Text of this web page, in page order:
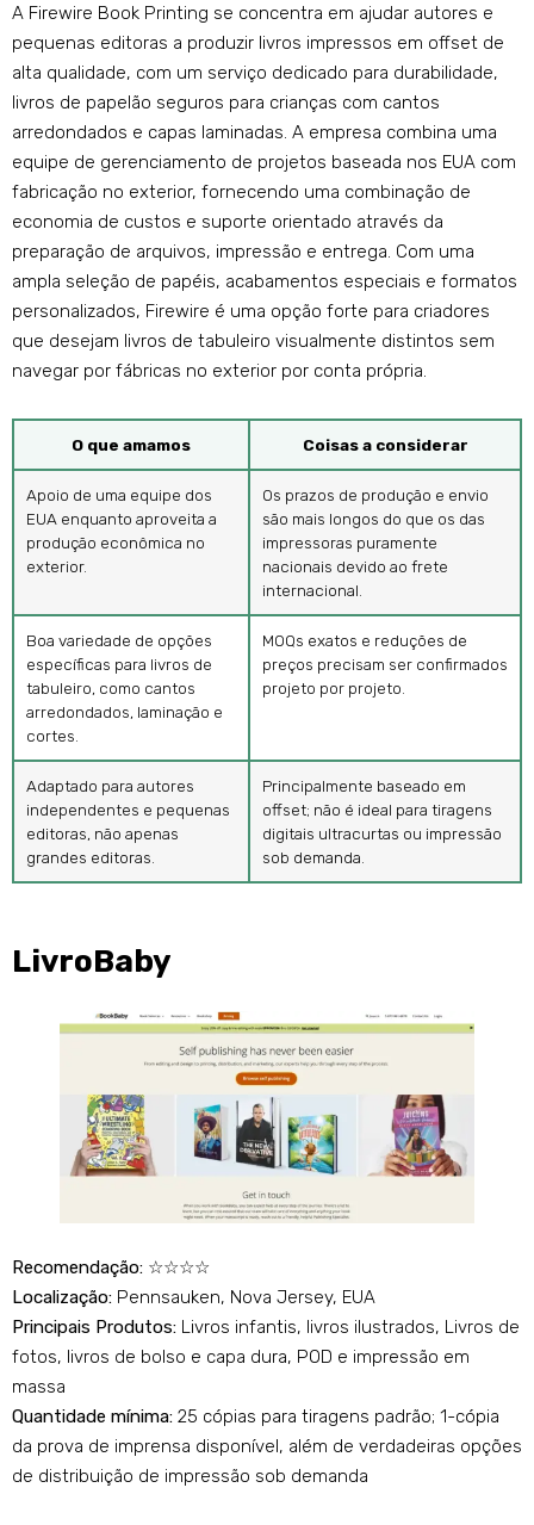
A Firewire Book Printing se concentra em ajudar autores e
pequenas editoras a produzir livros impressos em offset de
alta qualidade, com um serviço dedicado para durabilidade,
livros de papelão seguros para crianças com cantos
arredondados e capas laminadas. A empresa combina uma
equipe de gerenciamento de projetos baseada nos EUA com
fabricação no exterior, fornecendo uma combinação de
economia de custos e suporte orientado através da
preparação de arquivos, impressão e entrega. Com uma
ampla seleção de papéis, acabamentos especiais e formatos
personalizados, Firewire é uma opção forte para criadores
que desejam livros de tabuleiro visualmente distintos sem
navegar por fábricas no exterior por conta própria.
O que amamos Coisas a considerar
Apoio de uma equipe dos
EUA enquanto aproveita a
produção econômica no
exterior.
Os prazos de produção e envio
são mais longos do que os das
impressoras puramente
nacionais devido ao frete
internacional.
Boa variedade de opções
específicas para livros de
tabuleiro, como cantos
arredondados, laminação e
cortes.
MOQs exatos e reduções de
preços precisam ser confirmados
projeto por projeto.
Adaptado para autores
independentes e pequenas
editoras, não apenas
grandes editoras.
Principalmente baseado em
offset; não é ideal para tiragens
digitais ultracurtas ou impressão
sob demanda.
LivroBaby
Recomendação: ☆☆☆☆
Localização: Pennsauken, Nova Jersey, EUA
Principais Produtos: Livros infantis, livros ilustrados, Livros de
fotos, livros de bolso e capa dura, POD e impressão em
massa
Quantidade mínima: 25 cópias para tiragens padrão; 1-cópia
da prova de imprensa disponível, além de verdadeiras opções
de distribuição de impressão sob demanda